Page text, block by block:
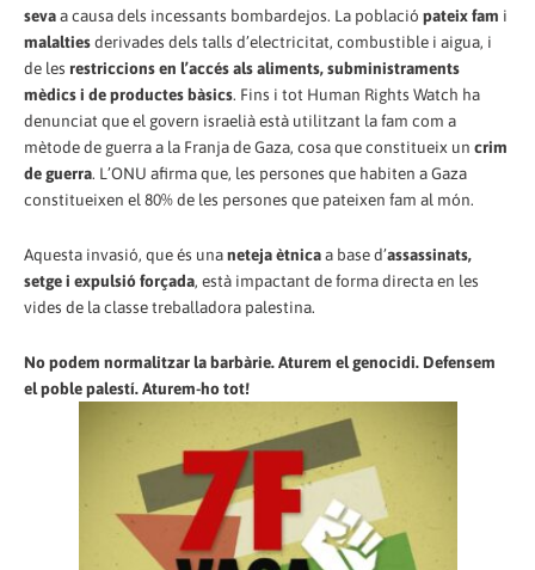
sevaa causa dels incessants bombardejos. La població pateix fam i
malaltiesderivades dels talls d’electricitat, combustible i aigua, i
de les restriccions en l’accés als aliments, subministraments
mèdics i de productes bàsics. Fins i tot Human Rights Watch ha
denunciat que el govern israelià està utilitzant la fam com a
mètode de guerra a la Franja de Gaza, cosa que constitueix un crim
de guerra. L’ONU afirma que, les persones que habiten a Gaza
constitueixen el 80% de les persones que pateixen fam al món.
Aquesta invasió, que és unaneteja ètnicaa base d’assassinats,
setge i expulsió forçada, està impactant de forma directa en les
vides de la classe treballadora palestina.
No podem normalitzar la barbàrie. Aturem el genocidi. Defensem
el poble palestí. Aturem-ho tot!